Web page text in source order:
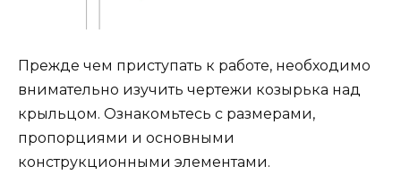
Прежде чем приступать к работе, необходимо
внимательно изучить чертежи козырька над
крыльцом. Ознакомьтесь с размерами,
пропорциями и основными
конструкционными элементами.